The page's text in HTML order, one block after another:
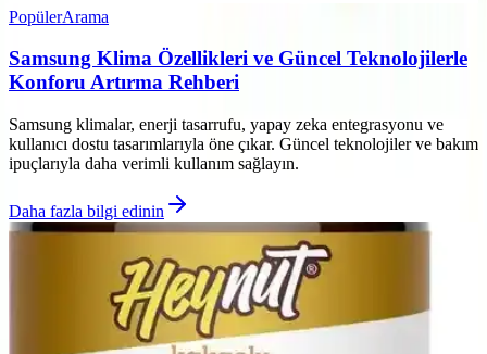
PopülerArama
Samsung Klima Özellikleri ve Güncel Teknolojilerle
Konforu Artırma Rehberi
Samsung klimalar, enerji tasarrufu, yapay zeka entegrasyonu ve
kullanıcı dostu tasarımlarıyla öne çıkar. Güncel teknolojiler ve bakım
ipuçlarıyla daha verimli kullanım sağlayın.
Daha fazla bilgi edinin